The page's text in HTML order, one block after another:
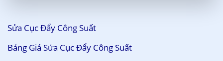
Sửa Cục Đẩy Công Suất
Bảng Giá Sửa Cục Đẩy Công Suất